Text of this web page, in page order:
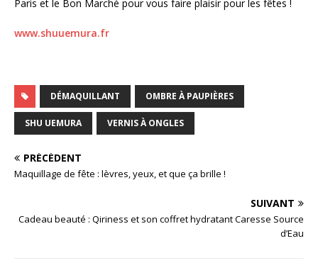
Paris et le Bon Marché pour vous faire plaisir pour les fêtes !
www.shuuemura.fr
DÉMAQUILLANT OMBRE À PAUPIÈRES
SHU UEMURA VERNIS À ONGLES
PRÉCÉDENT
Maquillage de fête : lèvres, yeux, et que ça brille !
SUIVANT
Cadeau beauté : Qiriness et son coffret hydratant Caresse Source
d’Eau